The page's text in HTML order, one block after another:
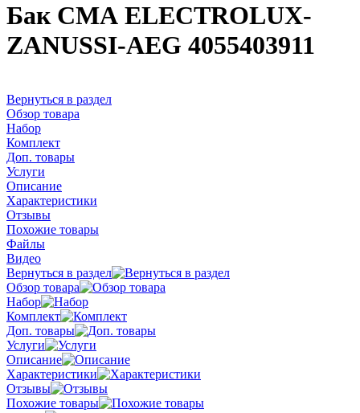
Бак СМА ELECTROLUX-
ZANUSSI-AEG 4055403911
Вернуться в раздел
Обзор товара
Набор
Комплект
Доп. товары
Услуги
Описание
Характеристики
Отзывы
Похожие товары
Файлы
Видео
Вернуться в раздел
Обзор товара
Набор
Комплект
Доп. товары
Услуги
Описание
Характеристики
Отзывы
Похожие товары